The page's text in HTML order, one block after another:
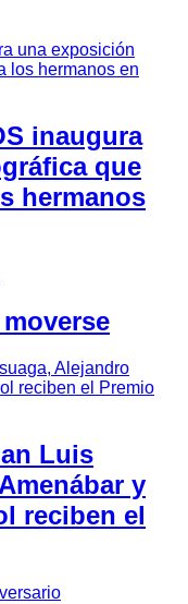
inaugura
que
hermanos
Luis
y
reciben el